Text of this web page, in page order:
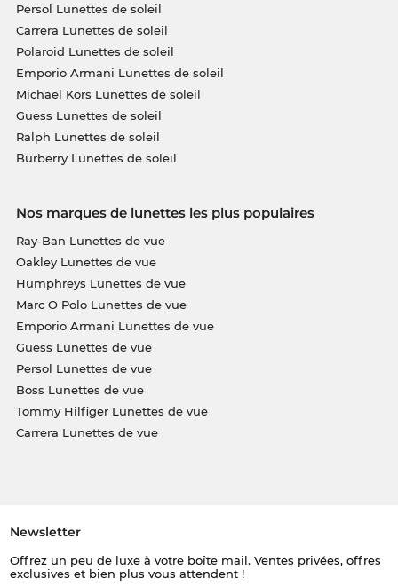
Persol Lunettes de soleil
Carrera Lunettes de soleil
Polaroid Lunettes de soleil
Emporio Armani Lunettes de soleil
Michael Kors Lunettes de soleil
Guess Lunettes de soleil
Ralph Lunettes de soleil
Burberry Lunettes de soleil
Nos marques de lunettes les plus populaires
Ray-Ban Lunettes de vue
Oakley Lunettes de vue
Humphreys Lunettes de vue
Marc O Polo Lunettes de vue
Emporio Armani Lunettes de vue
Guess Lunettes de vue
Persol Lunettes de vue
Boss Lunettes de vue
Tommy Hilfiger Lunettes de vue
Carrera Lunettes de vue
Newsletter
Offrez un peu de luxe à votre boîte mail. Ventes privées, offres
exclusives et bien plus vous attendent !